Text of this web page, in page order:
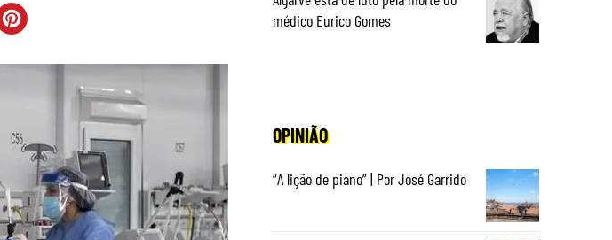
médico Eurico Gomes
OPINIÃO
“A lição de piano” | Por José Garrido